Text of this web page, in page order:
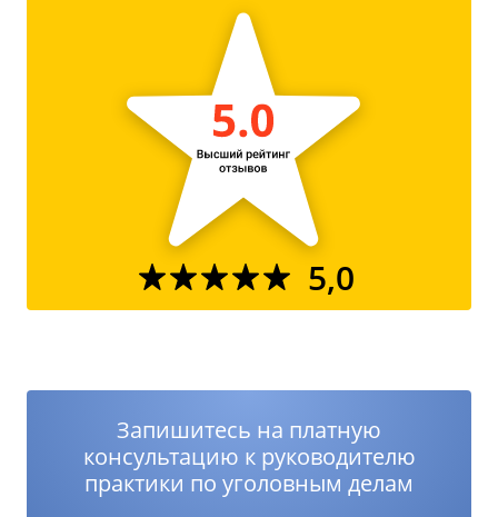
5,0
Запишитесь на платную
консультацию к руководителю
практики по уголовным делам